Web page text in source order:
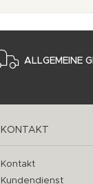
ALLGEMEINE
KONTAKT
Kontakt
Kundendienst